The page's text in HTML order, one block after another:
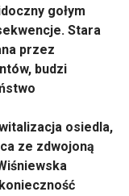
gołym
Stara
przez
budzi
osiedla,
ze zdwojoną